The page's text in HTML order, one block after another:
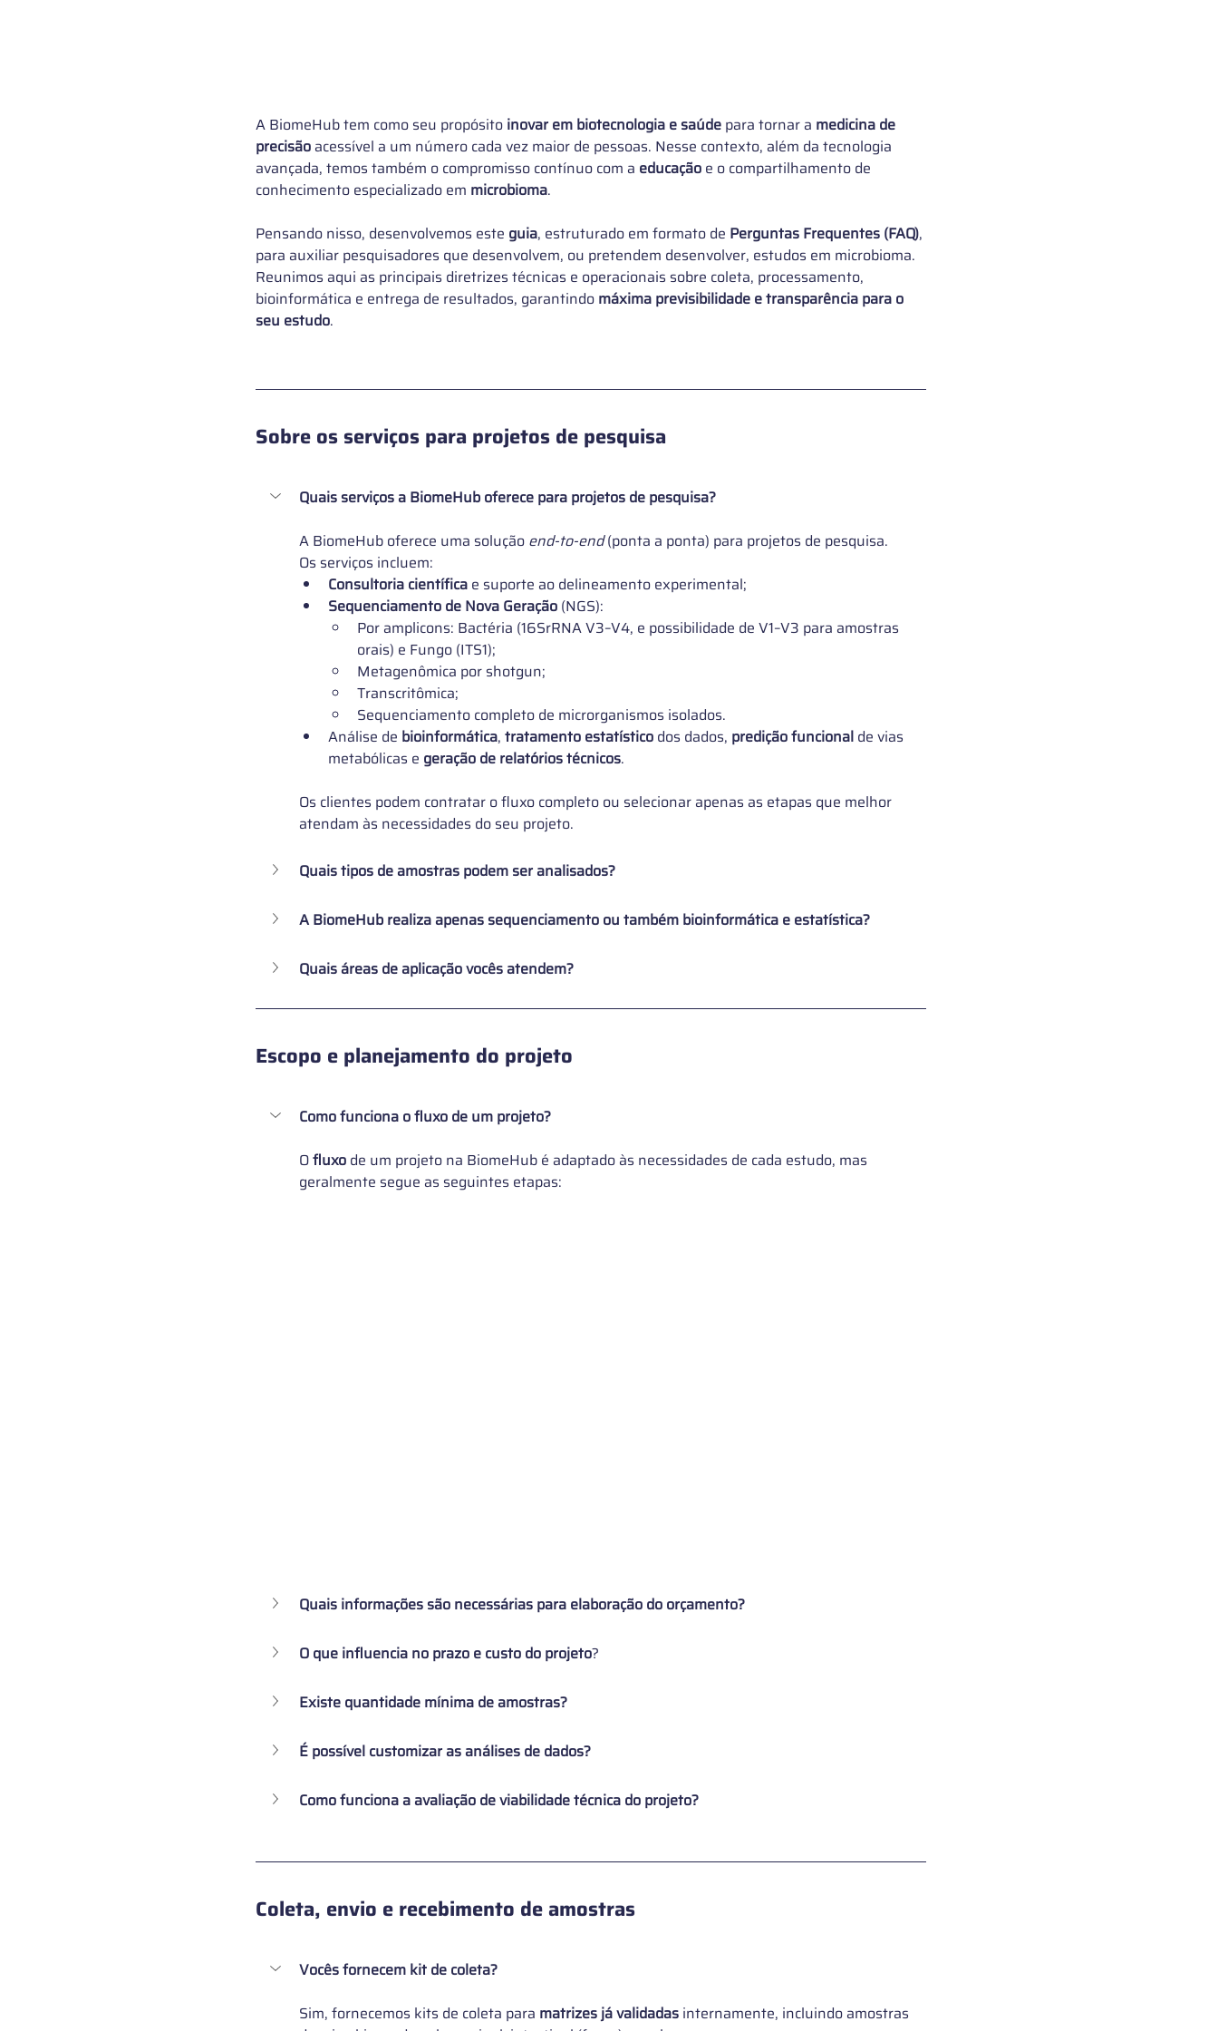
A BiomeHub tem como seu propósito inovar em biotecnologia e saúde para tornar a medicina de
precisão acessível a um número cada vez maior de pessoas. Nesse contexto, além da tecnologia
avançada, temos também o compromisso contínuo com a educação e o compartilhamento de
conhecimento especializado em microbioma.
Pensando nisso, desenvolvemos este guia, estruturado em formato de Perguntas Frequentes (FAQ),
para auxiliar pesquisadores que desenvolvem, ou pretendem desenvolver, estudos em microbioma.
Reunimos aqui as principais diretrizes técnicas e operacionais sobre coleta, processamento,
bioinformática e entrega de resultados, garantindo máxima previsibilidade e transparência para o
seu estudo.
Sobre os serviços para projetos de pesquisa
Quais serviços a BiomeHub oferece para projetos de pesquisa?
A BiomeHub oferece uma solução end-to-end (ponta a ponta) para projetos de pesquisa.
Os serviços incluem:
Consultoria científica e suporte ao delineamento experimental;
Sequenciamento de Nova Geração (NGS):
Por amplicons: Bactéria (16SrRNA V3–V4, e possibilidade de V1–V3 para amostras
orais) e Fungo (ITS1);
Metagenômica por shotgun;
Transcritômica;
Sequenciamento completo de microrganismos isolados.
Análise de bioinformática, tratamento estatístico dos dados, predição funcional de vias
metabólicas e geração de relatórios técnicos.
Os clientes podem contratar o fluxo completo ou selecionar apenas as etapas que melhor
atendam às necessidades do seu projeto.
Quais tipos de amostras podem ser analisados?
A BiomeHub realiza apenas sequenciamento ou também bioinformática e estatística?
Quais áreas de aplicação vocês atendem?
Escopo e planejamento do projeto
Como funciona o fluxo de um projeto?
O fluxo de um projeto na BiomeHub é adaptado às necessidades de cada estudo, mas
geralmente segue as seguintes etapas:
Quais informações são necessárias para elaboração do orçamento?
O que influencia no prazo e custo do projeto?
Existe quantidade mínima de amostras?
É possível customizar as análises de dados?
Como funciona a avaliação de viabilidade técnica do projeto?
Coleta, envio e recebimento de amostras
Vocês fornecem kit de coleta?
Sim, fornecemos kits de coleta para matrizes já validadas internamente, incluindo amostras